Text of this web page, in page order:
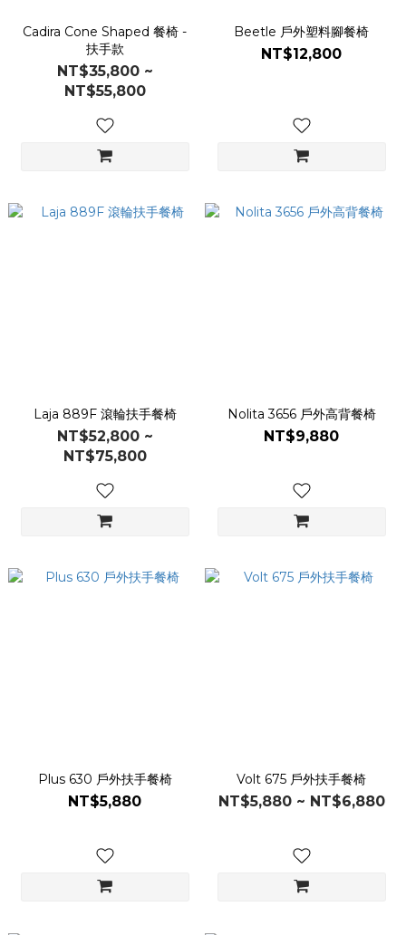
Cadira Cone Shaped 餐椅 -
扶手款
NT$35,800 ~
NT$55,800
Beetle 戶外塑料腳餐椅
NT$12,800
Laja 889F 滾輪扶手餐椅
NT$52,800 ~
NT$75,800
Nolita 3656 戶外高背餐椅
NT$9,880
Plus 630 戶外扶手餐椅
NT$5,880
Volt 675 戶外扶手餐椅
NT$5,880 ~ NT$6,880